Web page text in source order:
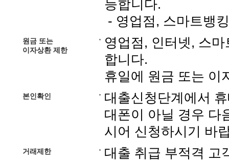
능합니다.
- 영업점, 스마트뱅
원금 또는
이자상환 제한
영업점, 인터넷, 스
합니다.
휴일에 원금 또는 이
본인확인
대출신청단계에서
대폰이 아닐 경우 다
시어 신청하시기 바
거래제한
대출 취급 부적격 고